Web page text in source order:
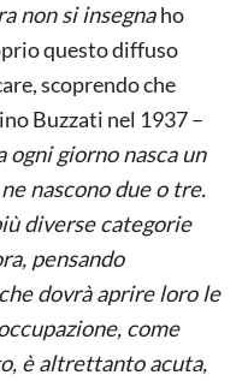
non si insegnaho
questo diffuso
scoprendo che
Buzzati nel 1937 –
ogni giorno nasca un
nascono due o tre.
diverse categorie
pensando
dovrà aprire loro le
come
è altrettanto acuta,